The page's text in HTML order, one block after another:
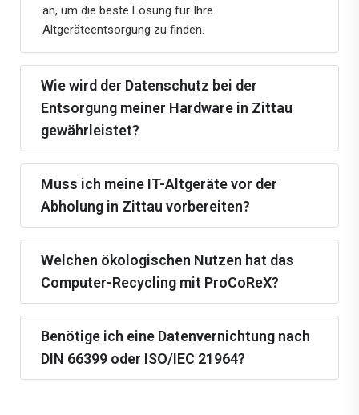
an, um die beste Lösung für Ihre
Altgeräteentsorgung zu finden.
Wie wird der Datenschutz bei der
Entsorgung meiner Hardware in Zittau
gewährleistet?
Muss ich meine IT-Altgeräte vor der
Abholung in Zittau vorbereiten?
Welchen ökologischen Nutzen hat das
Computer-Recycling mit ProCoReX?
Benötige ich eine Datenvernichtung nach
DIN 66399 oder ISO/IEC 21964?